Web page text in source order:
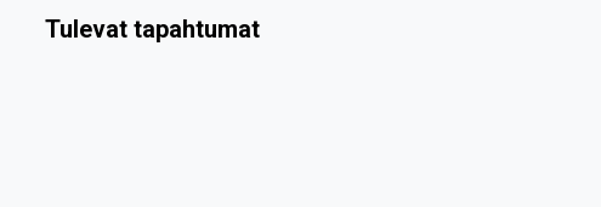
Tulevat tapahtumat